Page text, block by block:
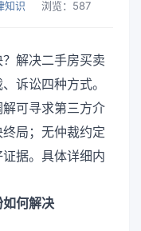
知识 浏览： 587
解决二手房买卖
诉讼四种方式。
可寻求第三方介
局；无仲裁约定
据。具体详细内
如何解决